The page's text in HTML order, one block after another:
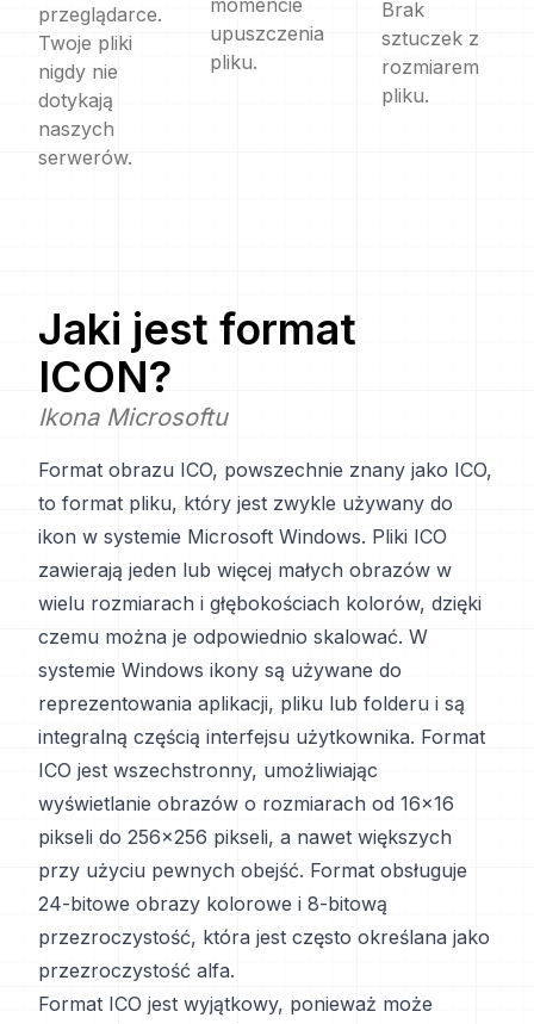
przeglądarce.
Twoje pliki
nigdy nie
dotykają
naszych
serwerów.
momencie
upuszczenia
pliku.
Brak
sztuczek z
rozmiarem
pliku.
Jaki jest format
ICON?
Ikona Microsoftu
Format obrazu ICO, powszechnie znany jako ICO,
to format pliku, który jest zwykle używany do
ikon w systemie Microsoft Windows. Pliki ICO
zawierają jeden lub więcej małych obrazów w
wielu rozmiarach i głębokościach kolorów, dzięki
czemu można je odpowiednio skalować. W
systemie Windows ikony są używane do
reprezentowania aplikacji, pliku lub folderu i są
integralną częścią interfejsu użytkownika. Format
ICO jest wszechstronny, umożliwiając
wyświetlanie obrazów o rozmiarach od 16x16
pikseli do 256x256 pikseli, a nawet większych
przy użyciu pewnych obejść. Format obsługuje
24-bitowe obrazy kolorowe i 8-bitową
przezroczystość, która jest często określana jako
przezroczystość alfa.
Format ICO jest wyjątkowy, ponieważ może